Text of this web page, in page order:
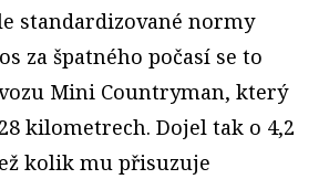
standardizované normy
za špatného počasí se to
Mini Countryman, který
kilometrech. Dojel tak o 4,2
kolik mu přisuzuje